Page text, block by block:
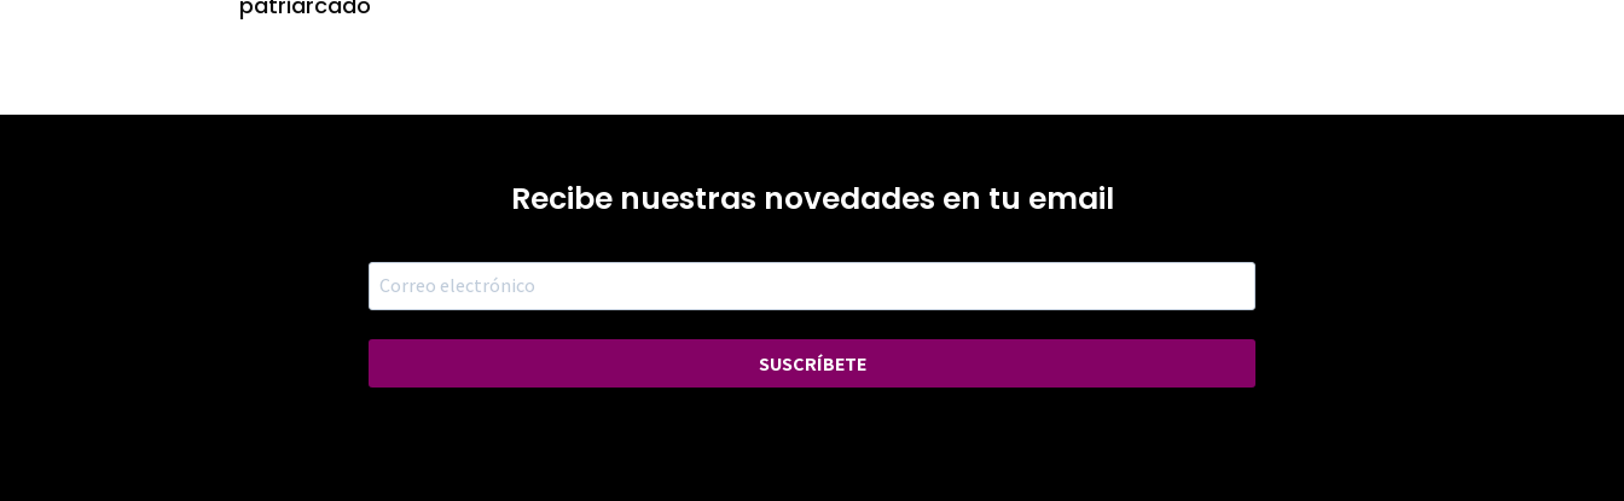
Recibe nuestras novedades en tu email
SUSCRÍBETE